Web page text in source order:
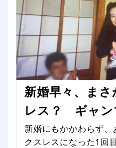
新婚早々、ま
レス？ ギャン
新婚にもかかわらず、
クスレスになった1回